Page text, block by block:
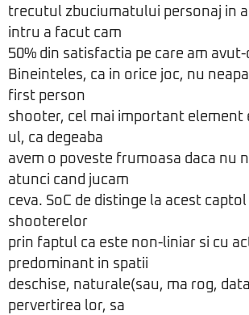
trecutul zbuciumatului personaj in
intru a facut cam
50% din satisfactia pe care am avut-
Bineinteles, ca in orice joc, nu
first person
shooter, cel mai important element
ul, ca degeaba
avem o poveste frumoasa daca nu
atunci cand jucam
ceva. SoC de distinge la acest
shooterelor
prin faptul ca este non-liniar si cu
predominant in spatii
deschise, naturale(sau, ma rog,
pervertirea lor, sa